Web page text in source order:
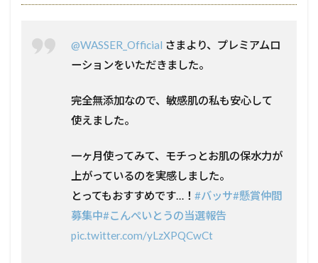
@WASSER_Official さまより、プレミアムロ
ーションをいただきました。
完全無添加なので、敏感肌の私も安心して
使えました。
一ヶ月使ってみて、モチっとお肌の保水力が
上がっているのを実感しました。
とってもおすすめです…！ #バッサ#懸賞仲間
募集中#こんぺいとうの当選報告
pic.twitter.com/yLzXPQCwCt